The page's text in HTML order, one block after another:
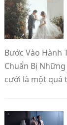
Bước Vào Hành
Chuẩn Bị
cưới là một quá